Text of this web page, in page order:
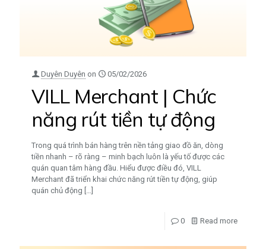
Duyên Duyên on 05/02/2026
VILL Merchant | Chức
năng rút tiền tự động
Trong quá trình bán hàng trên nền tảng giao đồ ăn, dòng
tiền nhanh – rõ ràng – minh bạch luôn là yếu tố được các
quán quan tâm hàng đầu. Hiểu được điều đó, VILL
Merchant đã triển khai chức năng rút tiền tự động, giúp
quán chủ động
0 Read more